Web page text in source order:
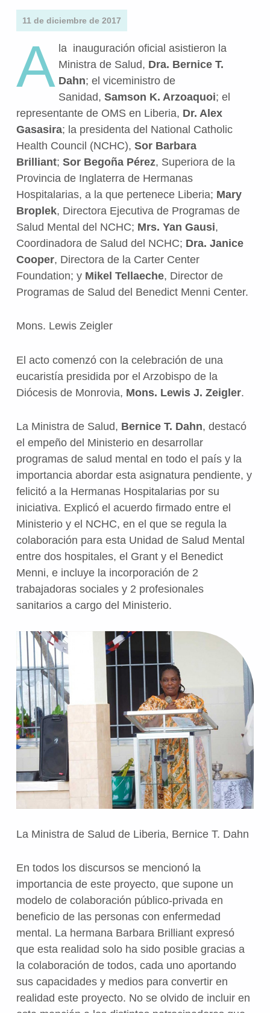
11 de diciembre de 2017
A la inauguración oficial asistieron la
Ministra de Salud, Dra. Bernice T.
Dahn; el viceministro de
Sanidad, Samson K. Arzoaquoi; el
representante de OMS en Liberia, Dr. Alex
Gasasira; la presidenta del National Catholic
Health Council (NCHC), Sor Barbara
Brilliant; Sor Begoña Pérez, Superiora de la
Provincia de Inglaterra de Hermanas
Hospitalarias, a la que pertenece Liberia; Mary
Broplek, Directora Ejecutiva de Programas de
Salud Mental del NCHC; Mrs. Yan Gausi,
Coordinadora de Salud del NCHC; Dra. Janice
Cooper, Directora de la Carter Center
Foundation; y Mikel Tellaeche, Director de
Programas de Salud del Benedict Menni Center.
Mons. Lewis Zeigler
El acto comenzó con la celebración de una
eucaristía presidida por el Arzobispo de la
Diócesis de Monrovia, Mons. Lewis J. Zeigler.
La Ministra de Salud, Bernice T. Dahn, destacó
el empeño del Ministerio en desarrollar
programas de salud mental en todo el país y la
importancia abordar esta asignatura pendiente, y
felicitó a la Hermanas Hospitalarias por su
iniciativa. Explicó el acuerdo firmado entre el
Ministerio y el NCHC, en el que se regula la
colaboración para esta Unidad de Salud Mental
entre dos hospitales, el Grant y el Benedict
Menni, e incluye la incorporación de 2
trabajadoras sociales y 2 profesionales
sanitarios a cargo del Ministerio.
La Ministra de Salud de Liberia, Bernice T. Dahn
En todos los discursos se mencionó la
importancia de este proyecto, que supone un
modelo de colaboración público-privada en
beneficio de las personas con enfermedad
mental. La hermana Barbara Brilliant expresó
que esta realidad solo ha sido posible gracias a
la colaboración de todos, cada uno aportando
sus capacidades y medios para convertir en
realidad este proyecto. No se olvido de incluir en